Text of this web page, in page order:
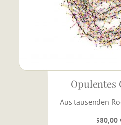
Opulentes
Aus tausenden
580,00